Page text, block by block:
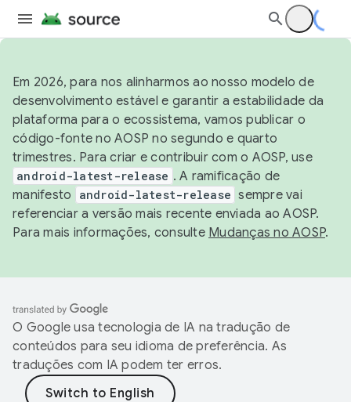
Em 2026, para nos alinharmos ao nosso modelo de
desenvolvimento estável e garantir a estabilidade da
plataforma para o ecossistema, vamos publicar o
código-fonte no AOSP no segundo e quarto
trimestres. Para criar e contribuir com o AOSP, use
android-latest-release . A ramificação de
manifesto
android-latest-release sempre vai
referenciar a versão mais recente enviada ao AOSP.
Para mais informações, consulte Mudanças no AOSP.
O Google usa tecnologia de IA na tradução de
conteúdos para seu idioma de preferência. As
traduções com IA podem ter erros.